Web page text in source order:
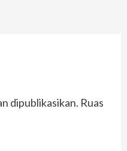
dipublikasikan. Ruas